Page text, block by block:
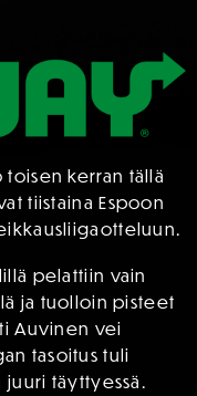
toisen kerran tällä
tiistaina Espoon
pelattiin vain
ja tuolloin pisteet
Auvinen vei
tasoitus tuli
juuri täyttyessä.